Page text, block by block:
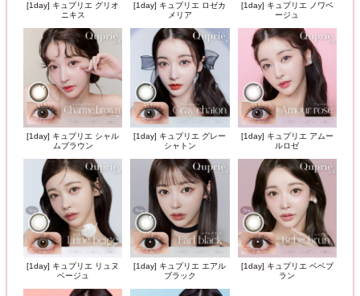
[1day] キュプリエ グリオ
ニキス
[1day] キュプリエ ロゼカ
メリア
[1day] キュプリエ ノワベ
ージュ
[1day] キュプリエ シャル
ムブラウン
[1day] キュプリエ グレー
シャトン
[1day] キュプリエ アムー
ルロゼ
[1day] キュプリエ リュヌ
ベージュ
[1day] キュプリエ エアル
ブラック
[1day] キュプリエ ベベブ
ラン